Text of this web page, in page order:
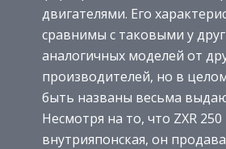
двигателями. Его
сравнимы с таковыми у
аналогичных моделей от
производителей, но в
быть названы весьма
Несмотря на то, что ZXR
внутрияпонская, он